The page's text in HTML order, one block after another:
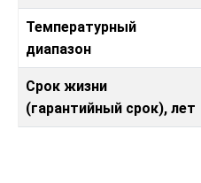
Температурный
диапазон
Срок жизни
(гарантийный срок), лет